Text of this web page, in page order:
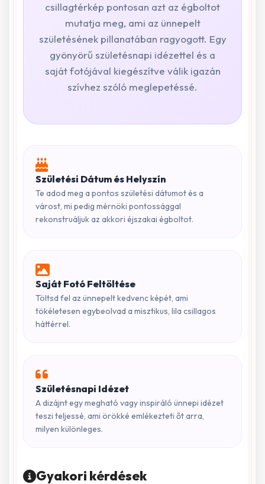
csillagtérkép pontosan azt az égboltot
mutatja meg, ami az ünnepelt
születésének pillanatában ragyogott. Egy
gyönyörű születésnapi idézettel és a
saját fotójával kiegészítve válik igazán
szívhez szóló meglepetéssé.
Születési Dátum és Helyszín
Te adod meg a pontos születési dátumot és a
várost, mi pedig mérnöki pontossággal
rekonstruáljuk az akkori éjszakai égboltot.
Saját Fotó Feltöltése
Töltsd fel az ünnepelt kedvenc képét, ami
tökéletesen egybeolvad a misztikus, lila csillagos
háttérrel.
Születésnapi Idézet
A dizájnt egy megható vagy inspiráló ünnepi idézet
teszi teljessé, ami örökké emlékezteti őt arra,
milyen különleges.
Gyakori kérdések